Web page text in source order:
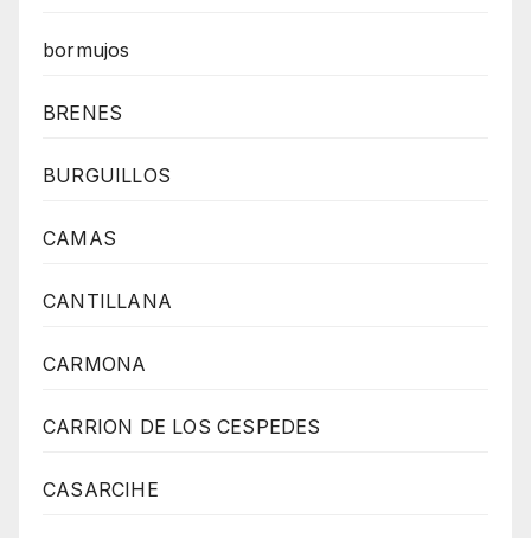
bormujos
BRENES
BURGUILLOS
CAMAS
CANTILLANA
CARMONA
CARRION DE LOS CESPEDES
CASARCIHE